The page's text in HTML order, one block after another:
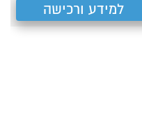
למידע ורכישה